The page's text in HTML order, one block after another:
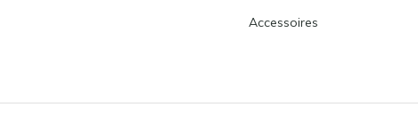
Accessoires